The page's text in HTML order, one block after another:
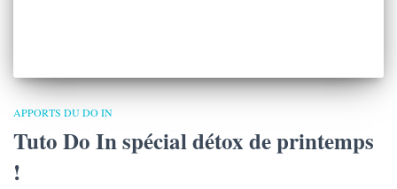
APPORTS DU DO IN
Tuto Do In spécial détox de printemps
!